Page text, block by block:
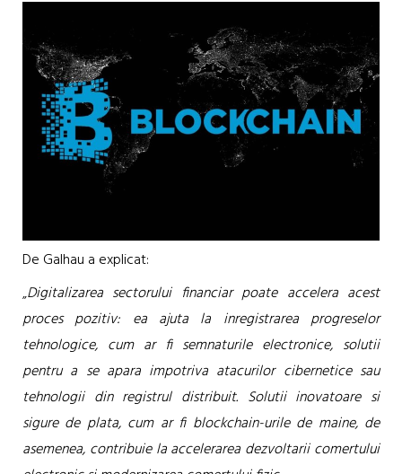
De Galhau a explicat:
„Digitalizarea sectorului financiar poate accelera acest
proces pozitiv: ea ajuta la inregistrarea progreselor
tehnologice, cum ar fi semnaturile electronice, solutii
pentru a se apara impotriva atacurilor cibernetice sau
tehnologii din registrul distribuit. Solutii inovatoare si
sigure de plata, cum ar fi blockchain-urile de maine, de
asemenea, contribuie la accelerarea dezvoltarii comertului